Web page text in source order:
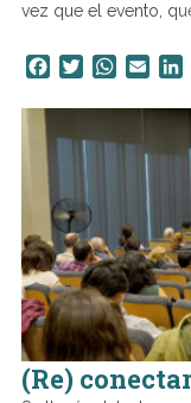
vez que el evento,
destacada del área.
Facebook
Twitter
(Re)